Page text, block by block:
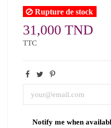
Rupture de stock
31,000 TND
TTC